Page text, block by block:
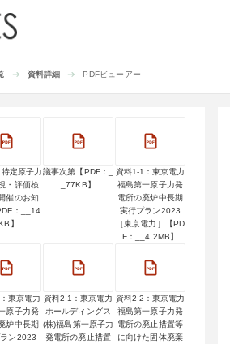
資料詳細 PDFビューアー
定原子力
・評価検
催のお知
：__14
】
議事次第【PDF：_
_77KB】
資料1-1：東京電力
福島第一原子力発
電所の廃炉中長期
実行プラン2023
［東京電力］【PD
F：__4.2MB】
東京電力
原子力発
炉中長期
ン2023
資料2-1：東京電力
ホールディングス
(株)福島第一原子力
発電所の廃止措置
資料2-2：東京電力
福島第一原子力発
電所の廃止措置等
に向けた固体廃棄